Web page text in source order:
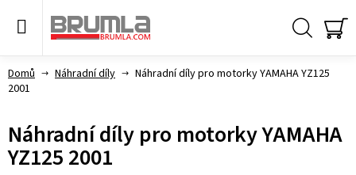
Domů Náhradní díly
Náhradní díly pro motorky YAMAHA YZ125
2001
Náhradní díly pro motorky YAMAHA
YZ125 2001